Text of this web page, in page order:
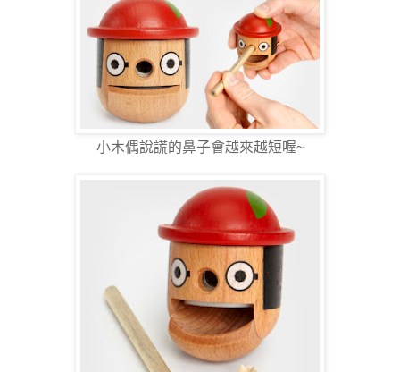
小木偶說謊的鼻子會越來越短喔~